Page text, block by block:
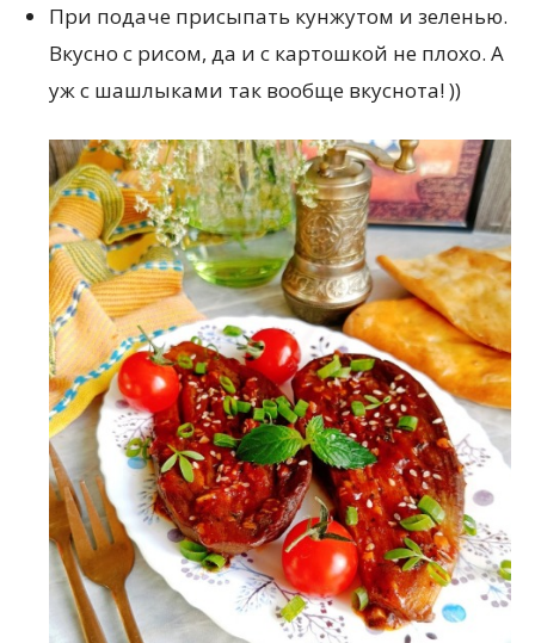
При подаче присыпать кунжутом и зеленью.
Вкусно с рисом, да и с картошкой не плохо. А
уж с шашлыками так вообще вкуснота! ))